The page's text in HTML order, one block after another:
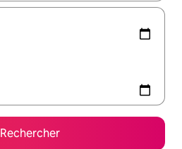
Rechercher